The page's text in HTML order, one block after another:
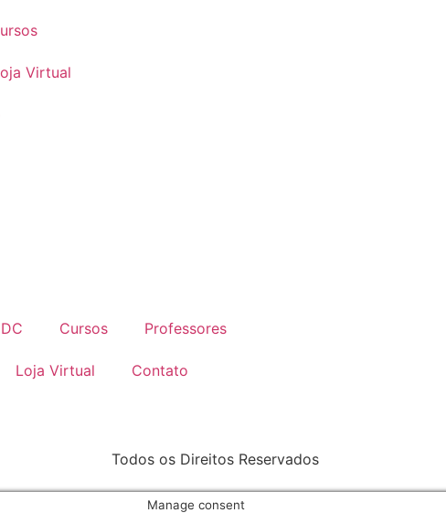
Virtual
Cursos Professores
Loja Virtual Contato
Todos os Direitos Reservados
Manage consent